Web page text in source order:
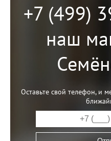
+7 (499)
наш
Оставьте свой телефон, и